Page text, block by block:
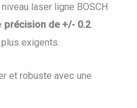
laser ligne BOSCH
précision de +/- 0.2
exigents.
et robuste avec une